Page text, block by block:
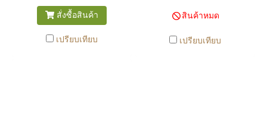
สาขา สามารถ ตรวจสอบ ได้ที่
สั่งซื้อสินค้า
เปรียบเทียบ
สาขา สามารถ ตรวจสอบ ได้ที่
https://www.facebook.com/
สินค้าหมด
เปรียบเทียบ